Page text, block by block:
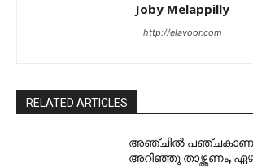
Joby Melappilly
http://elavoor.com
RELATED ARTICLES
അഞ്ചിൽ
അറിഞ്ഞു താഴ്ത്തണം,